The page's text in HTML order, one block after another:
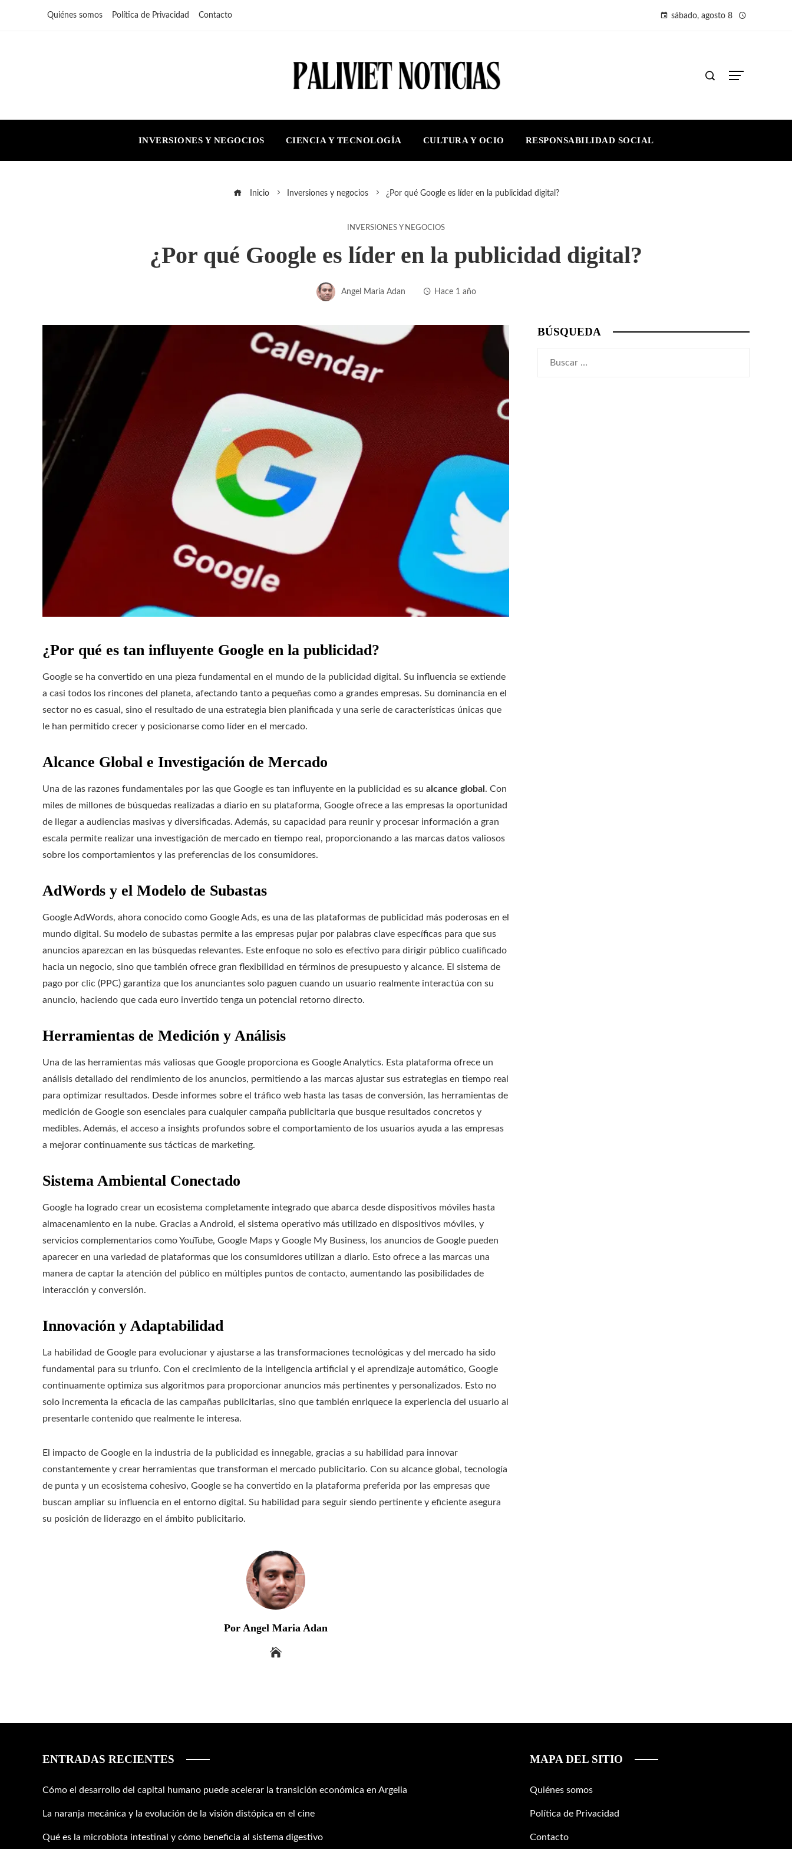
Quiénes somos Política de Privacidad Contacto sábado, agosto 8
INVERSIONES Y NEGOCIOS CIENCIA Y TECNOLOGÍA CULTURA Y OCIO RESPONSABILIDAD SOCIAL
Inicio Inversiones y negocios ¿Por qué Google es líder en la publicidad digital?
INVERSIONES Y NEGOCIOS
¿Por qué Google es líder en la publicidad digital?
Angel Maria Adan Hace 1 año
¿Por qué es tan influyente Google en la publicidad?
Google se ha convertido en una pieza fundamental en el mundo de la publicidad digital. Su influencia se extiende
a casi todos los rincones del planeta, afectando tanto a pequeñas como a grandes empresas. Su dominancia en el
sector no es casual, sino el resultado de una estrategia bien planificada y una serie de características únicas que
le han permitido crecer y posicionarse como líder en el mercado.
Alcance Global e Investigación de Mercado
Una de las razones fundamentales por las que Google es tan influyente en la publicidad es su alcance global . Con
miles de millones de búsquedas realizadas a diario en su plataforma, Google ofrece a las empresas la oportunidad
de llegar a audiencias masivas y diversificadas. Además, su capacidad para reunir y procesar información a gran
escala permite realizar una investigación de mercado en tiempo real, proporcionando a las marcas datos valiosos
sobre los comportamientos y las preferencias de los consumidores.
AdWords y el Modelo de Subastas
Google AdWords, ahora conocido como Google Ads, es una de las plataformas de publicidad más poderosas en el
mundo digital. Su modelo de subastas permite a las empresas pujar por palabras clave específicas para que sus
anuncios aparezcan en las búsquedas relevantes. Este enfoque no solo es efectivo para dirigir público cualificado
hacia un negocio, sino que también ofrece gran flexibilidad en términos de presupuesto y alcance. El sistema de
pago por clic (PPC) garantiza que los anunciantes solo paguen cuando un usuario realmente interactúa con su
anuncio, haciendo que cada euro invertido tenga un potencial retorno directo.
Herramientas de Medición y Análisis
Una de las herramientas más valiosas que Google proporciona es Google Analytics. Esta plataforma ofrece un
análisis detallado del rendimiento de los anuncios, permitiendo a las marcas ajustar sus estrategias en tiempo real
para optimizar resultados. Desde informes sobre el tráfico web hasta las tasas de conversión, las herramientas de
medición de Google son esenciales para cualquier campaña publicitaria que busque resultados concretos y
medibles. Además, el acceso a insights profundos sobre el comportamiento de los usuarios ayuda a las empresas
a mejorar continuamente sus tácticas de marketing.
Sistema Ambiental Conectado
Google ha logrado crear un ecosistema completamente integrado que abarca desde dispositivos móviles hasta
almacenamiento en la nube. Gracias a Android, el sistema operativo más utilizado en dispositivos móviles, y
servicios complementarios como YouTube, Google Maps y Google My Business, los anuncios de Google pueden
aparecer en una variedad de plataformas que los consumidores utilizan a diario. Esto ofrece a las marcas una
manera de captar la atención del público en múltiples puntos de contacto, aumentando las posibilidades de
interacción y conversión.
Innovación y Adaptabilidad
La habilidad de Google para evolucionar y ajustarse a las transformaciones tecnológicas y del mercado ha sido
fundamental para su triunfo. Con el crecimiento de la inteligencia artificial y el aprendizaje automático, Google
continuamente optimiza sus algoritmos para proporcionar anuncios más pertinentes y personalizados. Esto no
solo incrementa la eficacia de las campañas publicitarias, sino que también enriquece la experiencia del usuario al
presentarle contenido que realmente le interesa.
El impacto de Google en la industria de la publicidad es innegable, gracias a su habilidad para innovar
constantemente y crear herramientas que transforman el mercado publicitario. Con su alcance global, tecnología
de punta y un ecosistema cohesivo, Google se ha convertido en la plataforma preferida por las empresas que
buscan ampliar su influencia en el entorno digital. Su habilidad para seguir siendo pertinente y eficiente asegura
su posición de liderazgo en el ámbito publicitario.
Por Angel Maria Adan
BÚSQUEDA
ENTRADAS RECIENTES
Cómo el desarrollo del capital humano puede acelerar la transición económica en Argelia
La naranja mecánica y la evolución de la visión distópica en el cine
Qué es la microbiota intestinal y cómo beneficia al sistema digestivo
MAPA DEL SITIO
Quiénes somos
Política de Privacidad
Contacto